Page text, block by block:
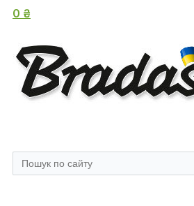
0 ₴